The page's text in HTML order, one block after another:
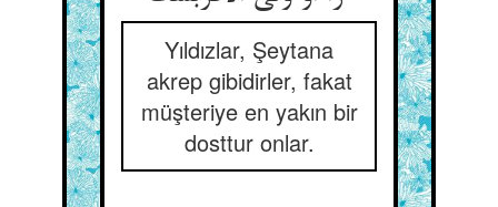
Yıldızlar, Şeytana
akrep gibidirler, fakat
müşteriye en yakın bir
dosttur onlar.